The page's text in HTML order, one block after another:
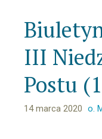
III
Postu
14 marca 2020 o.